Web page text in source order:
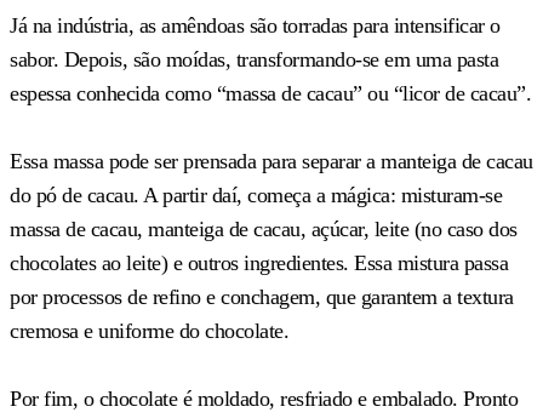
Já na indústria, as amêndoas são torradas para intensificar o
sabor. Depois, são moídas, transformando-se em uma pasta
espessa conhecida como “massa de cacau” ou “licor de cacau”.
Essa massa pode ser prensada para separar a manteiga de cacau
do pó de cacau. A partir daí, começa a mágica: misturam-se
massa de cacau, manteiga de cacau, açúcar, leite (no caso dos
chocolates ao leite) e outros ingredientes. Essa mistura passa
por processos de refino e conchagem, que garantem a textura
cremosa e uniforme do chocolate.
Por fim, o chocolate é moldado, resfriado e embalado. Pronto